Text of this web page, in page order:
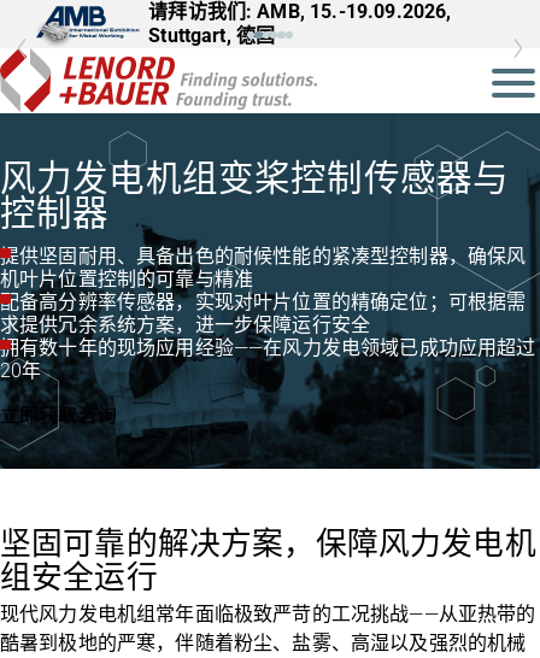
请拜访我们: AMB, 15.-19.09.2026,
Stuttgart, 德国
请拜访我们: InnoTrans, 22.-25.09.2026,
Berlin, 德国
风力发电机组变桨控制传感器与
控制器
提供坚固耐用、具备出色的耐候性能的紧凑型控制器，确保风
机叶片位置控制的可靠与精准
配备高分辨率传感器，实现对叶片位置的精确定位；可根据需
求提供冗余系统方案，进一步保障运行安全
拥有数十年的现场应用经验——在风力发电领域已成功应用超过
20年
立即获取咨询
坚固可靠的解决方案，保障风力发电机
组安全运行
现代风力发电机组常年面临极致严苛的工况挑战——从亚热带的
酷暑到极地的严寒，伴随着粉尘、盐雾、高湿以及强烈的机械